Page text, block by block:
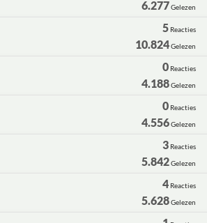
6.277Gelezen
5 Reacties
10.824Gelezen
0 Reacties
4.188Gelezen
0 Reacties
4.556Gelezen
3 Reacties
5.842Gelezen
4 Reacties
5.628Gelezen